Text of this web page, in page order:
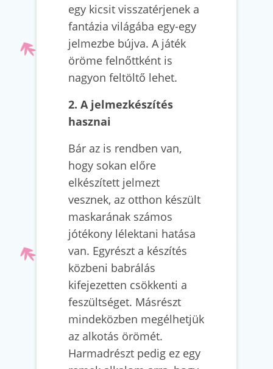
egy kicsit visszatérjenek a
fantázia világába egy-egy
jelmezbe bújva. A játék
öröme felnőttként is
nagyon feltöltő lehet.
2. A jelmezkészítés
hasznai
Bár az is rendben van,
hogy sokan előre
elkészített jelmezt
vesznek, az otthon készült
maskarának számos
jótékony lélektani hatása
van. Egyrészt a készítés
közbeni babrálás
kifejezetten csökkenti a
feszültséget. Másrészt
mindeközben megélhetjük
az alkotás örömét.
Harmadrészt pedig ez egy